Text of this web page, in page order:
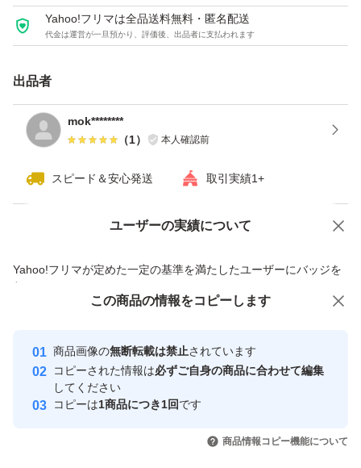
Yahoo!フリマは全品送料無料・匿名配送
代金は運営が一旦預かり、評価後、出品者に支払われます
出品者
mok********
（1） 本人確認前
スピード＆安心発送 取引実績1+
ユーザーの実績について
Yahoo!フリマが定めた一定の基準を満たしたユーザーにバッジを
付与しています
安心取引出品者
心・安全なユーザーです
取引実績
引を完了させた実績があります
価格の相談 商品への質問
この商品の情報をコピーします
商品画像の無断転載は禁止されています
コピーされた情報は必ずご自身の商品に合わせて編集
してください
コピーは1商品につき1回です
商品情報コピー機能について
この商品をみている人にオススメ